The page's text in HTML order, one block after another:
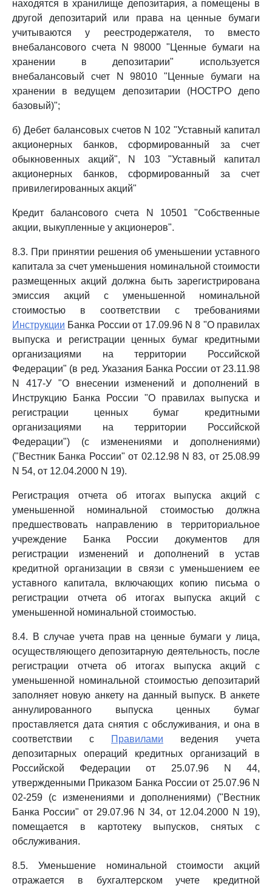
находятся в хранилище депозитария, а помещены в
другой депозитарий или права на ценные бумаги
учитываются у реестродержателя, то вместо
внебалансового счета N 98000 "Ценные бумаги на
хранении в депозитарии" используется
внебалансовый счет N 98010 "Ценные бумаги на
хранении в ведущем депозитарии (НОСТРО депо
базовый)";
б) Дебет балансовых счетов N 102 "Уставный капитал
акционерных банков, сформированный за счет
обыкновенных акций", N 103 "Уставный капитал
акционерных банков, сформированный за счет
привилегированных акций"
Кредит балансового счета N 10501 "Собственные
акции, выкупленные у акционеров".
8.3. При принятии решения об уменьшении уставного
капитала за счет уменьшения номинальной стоимости
размещенных акций должна быть зарегистрирована
эмиссия акций с уменьшенной номинальной
стоимостью в соответствии с требованиями
Инструкции Банка России от 17.09.96 N 8 "О правилах
выпуска и регистрации ценных бумаг кредитными
организациями на территории Российской
Федерации" (в ред. Указания Банка России от 23.11.98
N 417-У "О внесении изменений и дополнений в
Инструкцию Банка России "О правилах выпуска и
регистрации ценных бумаг кредитными
организациями на территории Российской
Федерации") (с изменениями и дополнениями)
("Вестник Банка России" от 02.12.98 N 83, от 25.08.99
N 54, от 12.04.2000 N 19).
Регистрация отчета об итогах выпуска акций с
уменьшенной номинальной стоимостью должна
предшествовать направлению в территориальное
учреждение Банка России документов для
регистрации изменений и дополнений в устав
кредитной организации в связи с уменьшением ее
уставного капитала, включающих копию письма о
регистрации отчета об итогах выпуска акций с
уменьшенной номинальной стоимостью.
8.4. В случае учета прав на ценные бумаги у лица,
осуществляющего депозитарную деятельность, после
регистрации отчета об итогах выпуска акций с
уменьшенной номинальной стоимостью депозитарий
заполняет новую анкету на данный выпуск. В анкете
аннулированного выпуска ценных бумаг
проставляется дата снятия с обслуживания, и она в
соответствии с
Правилами ведения учета
депозитарных операций кредитных организаций в
Российской Федерации от 25.07.96 N 44,
утвержденными Приказом Банка России от 25.07.96 N
02-259 (с изменениями и дополнениями) ("Вестник
Банка России" от 29.07.96 N 34, от 12.04.2000 N 19),
помещается в картотеку выпусков, снятых с
обслуживания.
8.5. Уменьшение номинальной стоимости акций
отражается в бухгалтерском учете кредитной